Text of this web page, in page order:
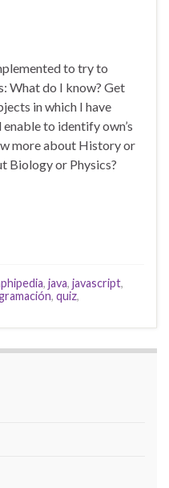
to try to
What do I know? Get
in which I have
to identify own’s
more about History or
Biology or Physics?
, java, javascript,
, quiz,